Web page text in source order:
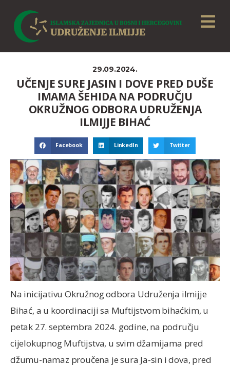
29.09.2024.
UČENJE SURE JASIN I DOVE PRED DUŠE
IMAMA ŠEHIDA NA PODRUČJU
OKRUŽNOG ODBORA UDRUŽENJA
ILMIJJE BIHAĆ
Facebook LinkedIn Twitter
Na inicijativu Okružnog odbora Udruženja ilmijje
Bihać, a u koordinaciji sa Muftijstvom bihaćkim, u
petak 27. septembra 2024. godine, na području
cijelokupnog Muftijstva, u svim džamijama pred
džumu-namaz proučena je sura Ja-sin i dova, pred